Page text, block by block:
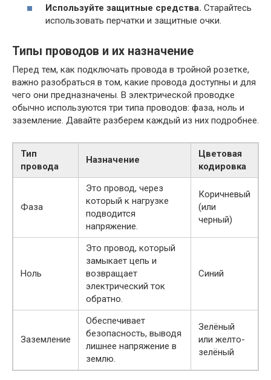
Используйте защитные средства. Старайтесь
использовать перчатки и защитные очки.
Типы проводов и их назначение
Перед тем, как подключать провода в тройной розетке,
важно разобраться в том, какие провода доступны и для
чего они предназначены. В электрической проводке
обычно используются три типа проводов: фаза, ноль и
заземление. Давайте разберем каждый из них подробнее.
Тип
провода
Назначение
Цветовая
кодировка
Фаза
Это провод, через
который к нагрузке
подводится
напряжение.
Коричневый
(или
черный)
Ноль
Это провод, который
замыкает цепь и
возвращает
электрический ток
обратно.
Синий
Заземление
Обеспечивает
безопасность, выводя
лишнее напряжение в
землю.
Зелёный
или желто-
зелёный